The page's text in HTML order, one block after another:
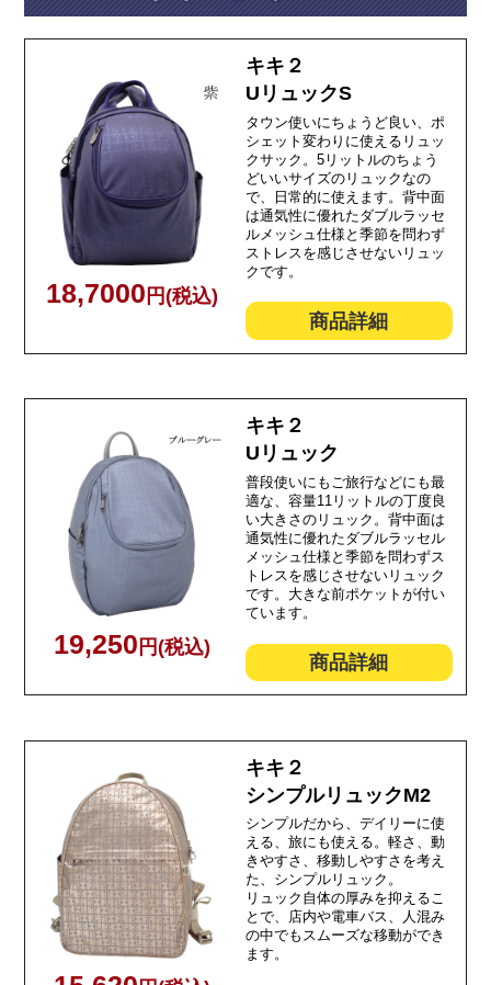
18,7000 円(税込)
キキ２
UリュックS
タウン使いにちょうど良い、ポ
シェット変わりに使えるリュッ
クサック。5リットルのちょう
どいいサイズのリュックなの
で、日常的に使えます。背中面
は通気性に優れたダブルラッセ
ルメッシュ仕様と季節を問わず
ストレスを感じさせないリュッ
クです。
商品詳細
19,250 円(税込)
キキ２
Uリュック
普段使いにもご旅行などにも最
適な、容量11リットルの丁度良
い大きさのリュック。背中面は
通気性に優れたダブルラッセル
メッシュ仕様と季節を問わずス
トレスを感じさせないリュック
です。大きな前ポケットが付い
ています。
商品詳細
キキ２
シンプルリュックM2
シンプルだから、デイリーに使
える、旅にも使える。軽さ、動
きやすさ、移動しやすさを考え
た、シンプルリュック。
リュック自体の厚みを抑えるこ
とで、店内や電車バス、人混み
の中でもスムーズな移動ができ
ます。